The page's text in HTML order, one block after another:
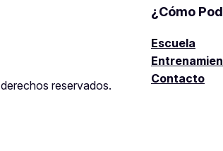
reservados.
¿Cómo
Escuela
Contacto